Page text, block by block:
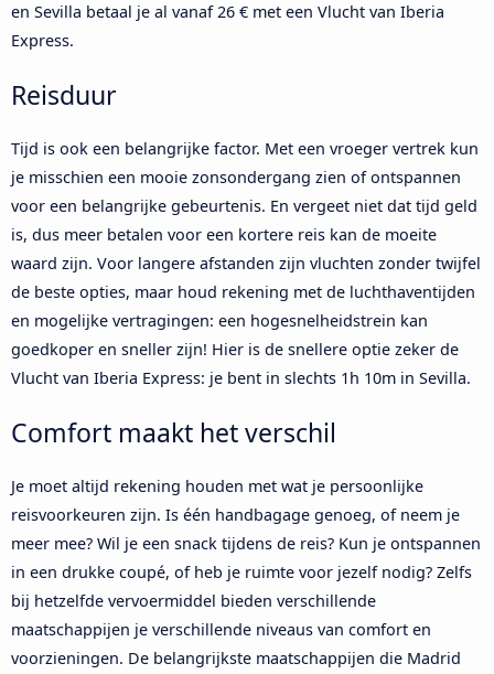
en Sevilla betaal je al vanaf 26 € met een Vlucht van Iberia
Express.
Reisduur
Tijd is ook een belangrijke factor. Met een vroeger vertrek kun
je misschien een mooie zonsondergang zien of ontspannen
voor een belangrijke gebeurtenis. En vergeet niet dat tijd geld
is, dus meer betalen voor een kortere reis kan de moeite
waard zijn. Voor langere afstanden zijn vluchten zonder twijfel
de beste opties, maar houd rekening met de luchthaventijden
en mogelijke vertragingen: een hogesnelheidstrein kan
goedkoper en sneller zijn! Hier is de snellere optie zeker de
Vlucht van Iberia Express: je bent in slechts 1h 10m in Sevilla.
Comfort maakt het verschil
Je moet altijd rekening houden met wat je persoonlijke
reisvoorkeuren zijn. Is één handbagage genoeg, of neem je
meer mee? Wil je een snack tijdens de reis? Kun je ontspannen
in een drukke coupé, of heb je ruimte voor jezelf nodig? Zelfs
bij hetzelfde vervoermiddel bieden verschillende
maatschappijen je verschillende niveaus van comfort en
voorzieningen. De belangrijkste maatschappijen die Madrid